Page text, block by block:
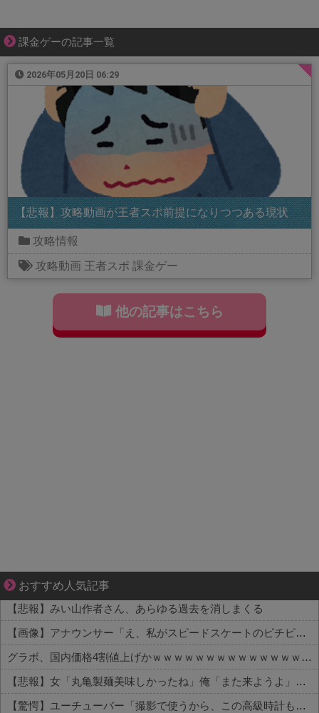
課金ゲーの記事一覧
2026年05月20日 06:29
【悲報】攻略動画が王者スポ前提になりつつある現状
攻略情報
攻略動画 王者スポ 課金ゲー
他の記事はこちら
おすすめ人気記事
悩んでいるのは私だけ？夫との距離
【悲報】みい山作者さん、あらゆる過去を消しまくる
【画像】アナウンサー「え、私がスピードスケートのピチピチユニフォーム着るんですか…？ﾑﾁｨ！！」←これはお前らに刺さるやろw w w w w w w w
グラボ、国内価格4割値上げかｗｗｗｗｗｗｗｗｗｗｗｗｗｗｗｗ
【悲報】女「丸亀製麺美味しかったね」俺「また来ようよ」店員「お会計2380円になりまーす」→その後『こう』なったんだが俺悪くないよな？？？？？？？？
【驚愕】ユーチューバー「撮影で使うから、この高級時計も車もぜ～んぶ経費でタダ！ｗ」←まさかコレ本気にしてる奴なんておらんよな？よな？w w w w w w w w w w w